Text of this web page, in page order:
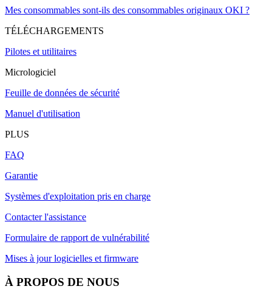
Mes consommables sont-ils des consommables originaux OKI ?
TÉLÉCHARGEMENTS
Pilotes et utilitaires
Micrologiciel
Feuille de données de sécurité
Manuel d'utilisation
PLUS
FAQ
Garantie
Systèmes d'exploitation pris en charge
Contacter l'assistance
Formulaire de rapport de vulnérabilité
Mises à jour logicielles et firmware
À PROPOS DE NOUS